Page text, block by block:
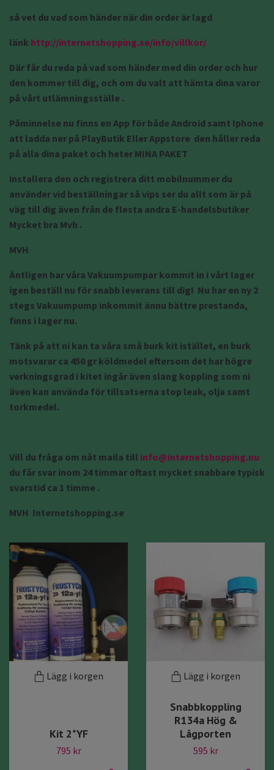
så vet du vad som händer när din order är lagd
länk http://internetshopping.se/info/villkor/
Där får du reda på vad som händer med din order och hur
den kommer till dig, och om du valt att hämta dina varor
på vårt utlämningsställe .
Påminnelse nu finns en App för både Android samt Iphone
att ladda ner på PlayButik Eller Appstore den håller reda
på alla dina paket och heter MINA PAKET
installera den och registrera ditt mobilnummer du
använder vid beställningar så vips ser du allt som är på
väg till dig även från de flesta andra E-handelsbutiker
Mycket bra Mvh .
MVH
Äntligen har våra Vakuumpumpar kommit in i vårt lager
igen beställ nu för snabb leverans till dig! Nu har en ny 2
stegs Vakuumpump inkommit ännu bättre prestanda,
finns i lager nu.
Tänk på att ni kan ta våra små burk kit istället, en burk
motsvarar ca 450 gr köldmedel eftersom det har högre
verkningsgrad i kitet ingår även slang koppling som ni
även kan använda för tillsatserna stop leak, olja samt
torkmedel.
Vill du fråga om nåt maila till info@internetshopping.nu
du får svar inom 24 timmar oftast mycket snabbare typisk
svarstid ca 1 timme .
MVH Internetshopping.se
Lägg i korgen
Kit 2*YF
795 kr
Lägg i korgen
Snabbkoppling
R134a Hög &
Lågporten
595 kr